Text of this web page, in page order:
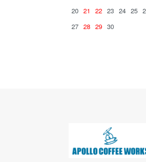
20 21 22 23 24 25
27 28 29 30